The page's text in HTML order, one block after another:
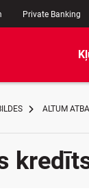
Private Banking
ALTUM